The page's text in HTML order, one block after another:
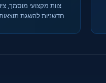
צוות מקצועי מוסמך,
חדשניות להשגת